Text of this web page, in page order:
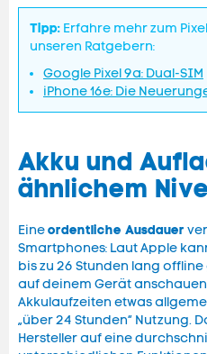
Tipp: Erfahre mehr zum
unseren Ratgebern:
Google Pixel 9a: Dual-SIM
iPhone 16e: Die
Akku und
ähnlichem
Eineordentliche Ausdauer
Smartphones: Laut Apple
bis zu 26 Stunden lang
auf deinem Gerät
Akkulaufzeiten etwas
„über 24 Stunden“ Nutzung.
Hersteller auf eine